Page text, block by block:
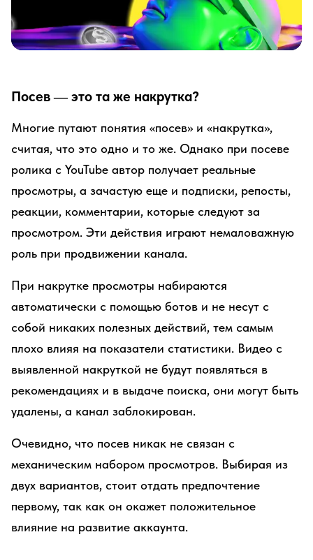
Посев — это та же накрутка?
Многие путают понятия «посев» и «накрутка»,
считая, что это одно и то же. Однако при посеве
ролика с YouTube автор получает реальные
просмотры, а зачастую еще и подписки, репосты,
реакции, комментарии, которые следуют за
просмотром. Эти действия играют немаловажную
роль при продвижении канала.
При накрутке просмотры набираются
автоматически с помощью ботов и не несут с
собой никаких полезных действий, тем самым
плохо влияя на показатели статистики. Видео с
выявленной накруткой не будут появляться в
рекомендациях и в выдаче поиска, они могут быть
удалены, а канал заблокирован.
Очевидно, что посев никак не связан с
механическим набором просмотров. Выбирая из
двух вариантов, стоит отдать предпочтение
первому, так как он окажет положительное
влияние на развитие аккаунта.